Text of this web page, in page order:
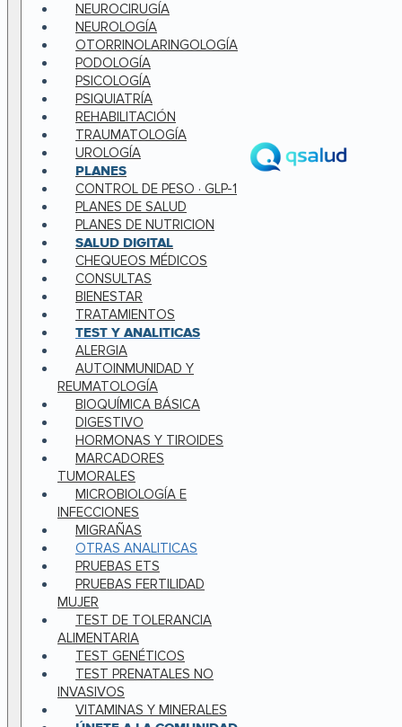
NEUROCIRUGÍA
NEUROLOGÍA
OTORRINOLARINGOLOGÍA
PODOLOGÍA
PSICOLOGÍA
PSIQUIATRÍA
REHABILITACIÓN
TRAUMATOLOGÍA
UROLOGÍA
PLANES
CONTROL DE PESO · GLP-1
PLANES DE SALUD
PLANES DE NUTRICION
SALUD DIGITAL
CHEQUEOS MÉDICOS
CONSULTAS
BIENESTAR
TRATAMIENTOS
TEST Y ANALITICAS
ALERGIA
AUTOINMUNIDAD Y
REUMATOLOGÍA
BIOQUÍMICA BÁSICA
DIGESTIVO
HORMONAS Y TIROIDES
MARCADORES
TUMORALES
MICROBIOLOGÍA E
INFECCIONES
MIGRAÑAS
OTRAS ANALITICAS
PRUEBAS ETS
PRUEBAS FERTILIDAD
MUJER
TEST DE TOLERANCIA
ALIMENTARIA
TEST GENÉTICOS
TEST PRENATALES NO
INVASIVOS
VITAMINAS Y MINERALES